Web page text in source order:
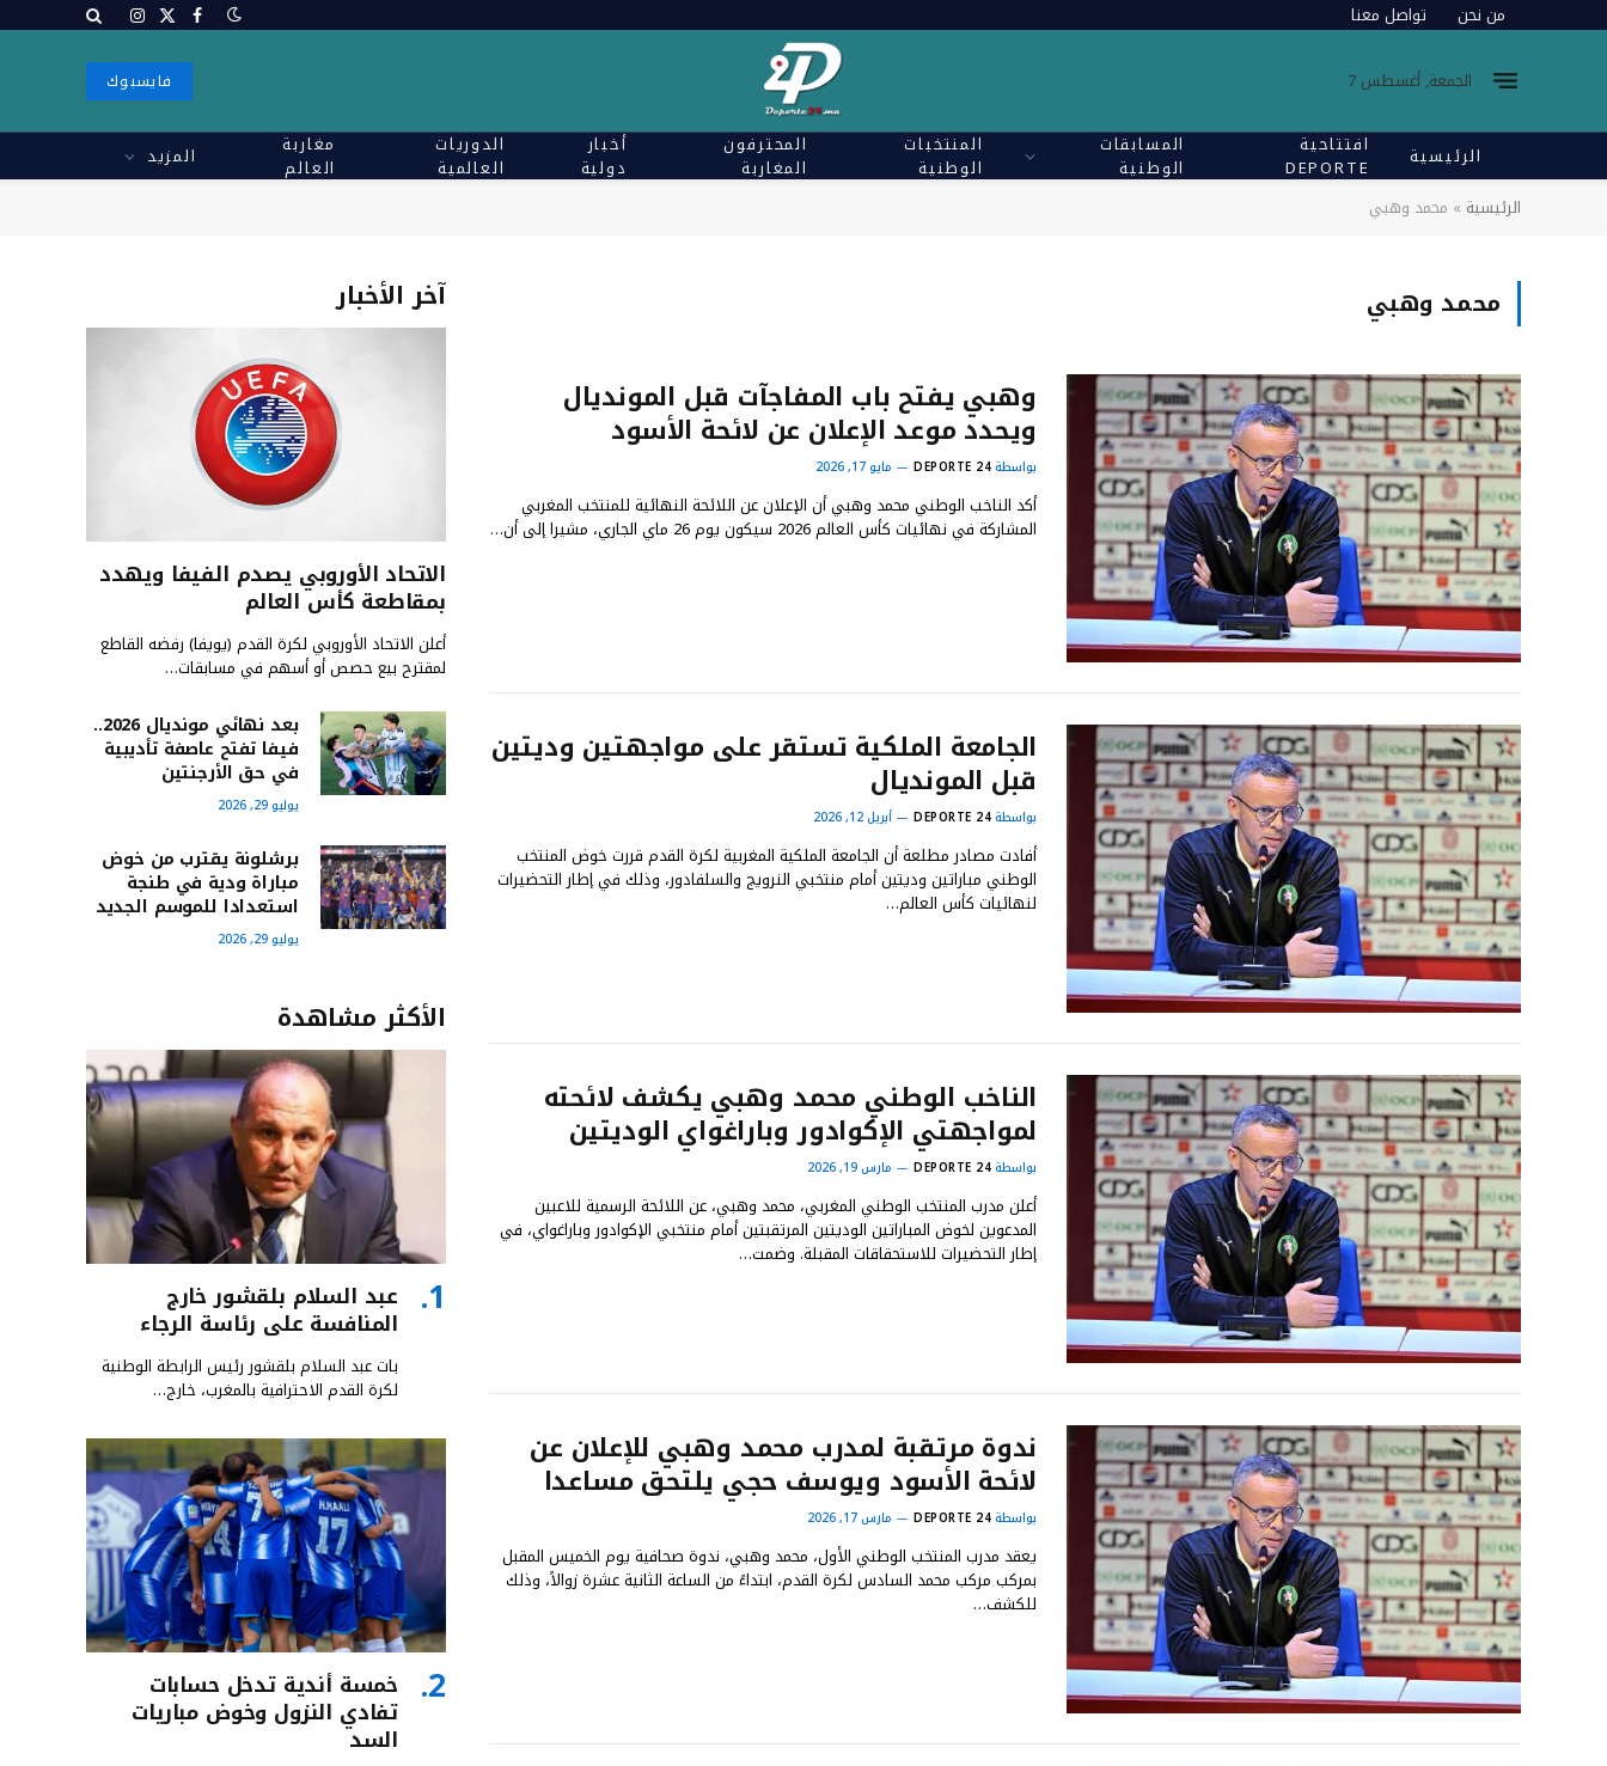
من نحن تواصل معنا فيسبوك
X الانستغرام
الجمعة, أغسطس 7 فايسبوك
الرئيسية
افتتاحية
DEPORTE
المسابقات
الوطنية
المنتخبات
الوطنية
المحترفون
المغاربة
أخبار
دولية
الدوريات
العالمية
مغاربة
العالم
المزيد
الرئيسية » محمد وهبي
محمد وهبي
وهبي يفتح باب المفاجآت قبل المونديال
ويحدد موعد الإعلان عن لائحة الأسود
بواسطةDEPORTE 24 مايو 17, 2026
أكد الناخب الوطني محمد وهبي أن الإعلان عن اللائحة النهائية للمنتخب المغربي
المشاركة في نهائيات كأس العالم 2026 سيكون يوم 26 ماي الجاري، مشيرا إلى أن…
الجامعة الملكية تستقر على مواجهتين وديتين
قبل المونديال
بواسطةDEPORTE 24 أبريل 12, 2026
أفادت مصادر مطلعة أن الجامعة الملكية المغربية لكرة القدم قررت خوض المنتخب
الوطني مباراتين وديتين أمام منتخبي النرويج والسلفادور، وذلك في إطار التحضيرات
لنهائيات كأس العالم…
الناخب الوطني محمد وهبي يكشف لائحته
لمواجهتي الإكوادور وباراغواي الوديتين
بواسطةDEPORTE 24 مارس 19, 2026
أعلن مدرب المنتخب الوطني المغربي، محمد وهبي، عن اللائحة الرسمية للاعبين
المدعوين لخوض المباراتين الوديتين المرتقبتين أمام منتخبي الإكوادور وباراغواي، في
إطار التحضيرات للاستحقاقات المقبلة. وضمت…
ندوة مرتقبة لمدرب محمد وهبي للإعلان عن
لائحة الأسود ويوسف حجي يلتحق مساعدا
بواسطةDEPORTE 24 مارس 17, 2026
يعقد مدرب المنتخب الوطني الأول، محمد وهبي، ندوة صحافية يوم الخميس المقبل
بمركب مركب محمد السادس لكرة القدم، ابتداءً من الساعة الثانية عشرة زوالاً، وذلك
للكشف…
آخر الأخبار
الاتحاد الأوروبي يصدم الفيفا ويهدد
بمقاطعة كأس العالم
أعلن الاتحاد الأوروبي لكرة القدم (يويفا) رفضه القاطع
لمقترح بيع حصص أو أسهم في مسابقات…
بعد نهائي مونديال 2026..
فيفا تفتح عاصفة تأديبية
في حق الأرجنتين
يوليو 29, 2026
برشلونة يقترب من خوض
مباراة ودية في طنجة
استعدادا للموسم الجديد
يوليو 29, 2026
الأكثر مشاهدة
عبد السلام بلقشور خارج
المنافسة على رئاسة الرجاء
بات عبد السلام بلقشور رئيس الرابطة الوطنية
لكرة القدم الاحترافية بالمغرب، خارج…
خمسة أندية تدخل حسابات
تفادي النزول وخوض مباريات
السد